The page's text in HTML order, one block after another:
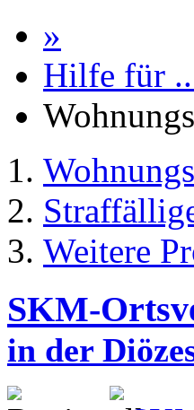
»
Hilfe für
Weitere
SKM-
in der